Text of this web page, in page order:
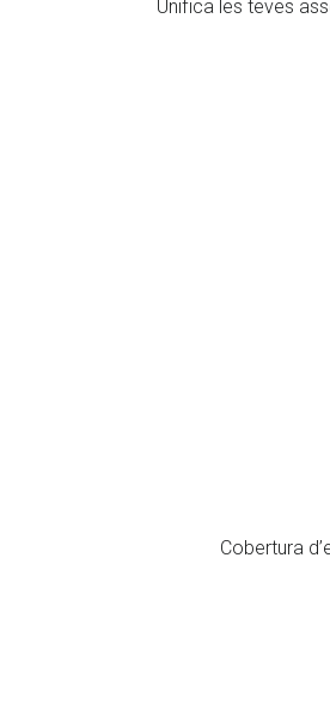
Unifica les teves
Cobertura